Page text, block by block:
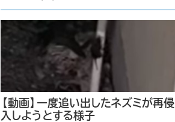
【動画】一度追い出したネズミが再侵
入しようとする様子